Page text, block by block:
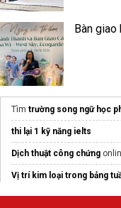
Bàn giao
Tìm trường song ngữ học
thi lại 1 kỹ năng ielts
Dịch thuật công chứng
Vị trí kim loại trong bảng
Thông tin, điều kiệndu học